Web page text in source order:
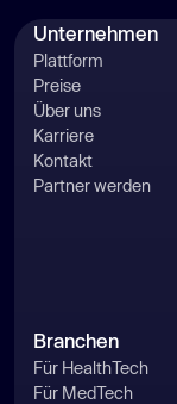
Unternehmen
Plattform
Preise
Über uns
Karriere
Kontakt
Partner werden
Branchen
Für HealthTech
Für MedTech